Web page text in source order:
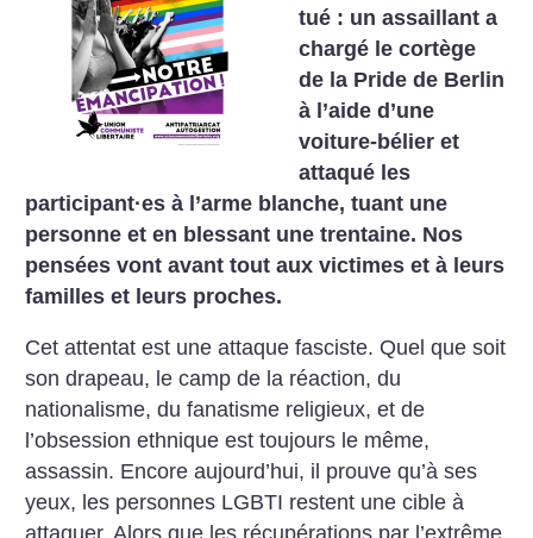
tué : un assaillant a
chargé le cortège
de la Pride de Berlin
à l’aide d’une
voiture-bélier et
attaqué les
participant·es à l’arme blanche, tuant une
personne et en blessant une trentaine. Nos
pensées vont avant tout aux victimes et à leurs
familles et leurs proches.
Cet attentat est une attaque fasciste. Quel que soit
son drapeau, le camp de la réaction, du
nationalisme, du fanatisme religieux, et de
l’obsession ethnique est toujours le même,
assassin. Encore aujourd’hui, il prouve qu’à ses
yeux, les personnes LGBTI restent une cible à